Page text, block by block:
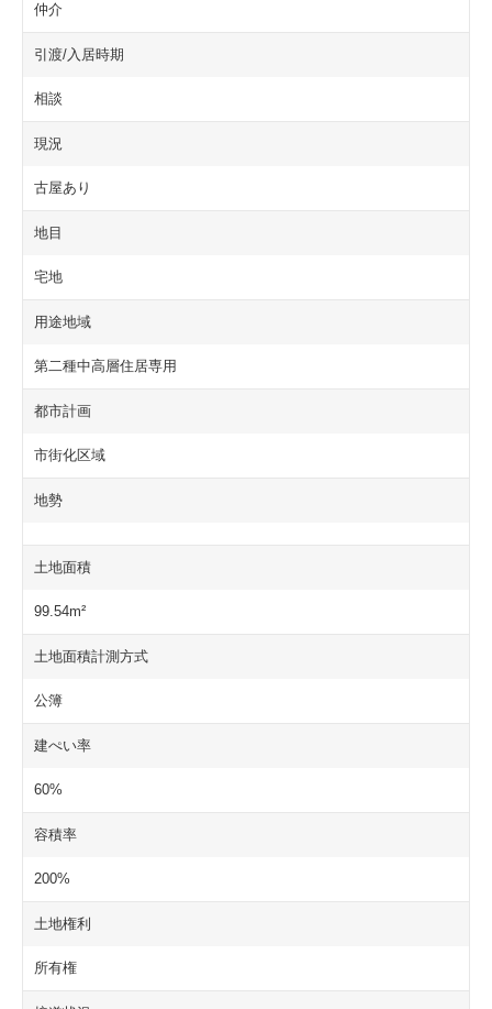
仲介
引渡/入居時期
相談
現況
古屋あり
地目
宅地
用途地域
第二種中高層住居専用
都市計画
市街化区域
地勢
土地面積
99.54m²
土地面積計測方式
公簿
建ぺい率
60%
容積率
200%
土地権利
所有権